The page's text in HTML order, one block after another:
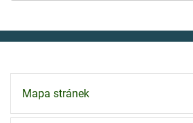
Mapa stránek